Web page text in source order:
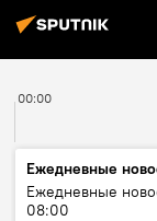
00:00
Ежедневные
Ежедневные
08:00